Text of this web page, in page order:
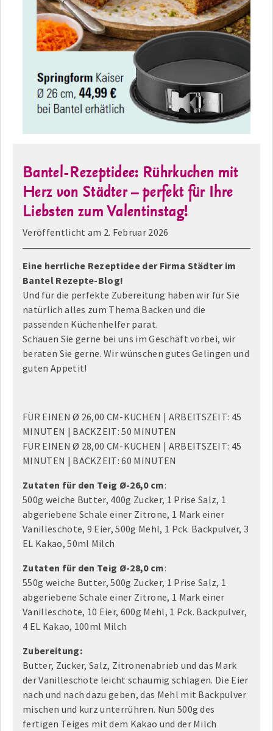
Bantel-Rezeptidee: Rührkuchen mit
Herz von Städter – perfekt für Ihre
Liebsten zum Valentinstag!
Veröffentlicht am 2. Februar 2026
Eine herrliche Rezeptidee der Firma Städter im
Bantel Rezepte-Blog!
Und für die perfekte Zubereitung haben wir für Sie
natürlich alles zum Thema Backen und die
passenden Küchenhelfer parat.
Schauen Sie gerne bei uns im Geschäft vorbei, wir
beraten Sie gerne. Wir wünschen gutes Gelingen und
guten Appetit!
FÜR EINEN Ø 26,00 CM-KUCHEN | ARBEITSZEIT: 45
MINUTEN | BACKZEIT: 50 MINUTEN
FÜR EINEN Ø 28,00 CM-KUCHEN | ARBEITSZEIT: 45
MINUTEN | BACKZEIT: 60 MINUTEN
Zutaten für den Teig Ø-26,0 cm:
500g weiche Butter, 400g Zucker, 1 Prise Salz, 1
abgeriebene Schale einer Zitrone, 1 Mark einer
Vanilleschote, 9 Eier, 500g Mehl, 1 Pck. Backpulver, 3
EL Kakao, 50ml Milch
Zutaten für den Teig Ø-28,0 cm:
550g weiche Butter, 500g Zucker, 1 Prise Salz, 1
abgeriebene Schale einer Zitrone, 1 Mark einer
Vanilleschote, 10 Eier, 600g Mehl, 1 Pck. Backpulver,
4 EL Kakao, 100ml Milch
Zubereitung:
Butter, Zucker, Salz, Zitronenabrieb und das Mark
der Vanilleschote leicht schaumig schlagen. Die Eier
nach und nach dazu geben, das Mehl mit Backpulver
mischen und kurz unterrühren. Nun 500g des
fertigen Teiges mit dem Kakao und der Milch